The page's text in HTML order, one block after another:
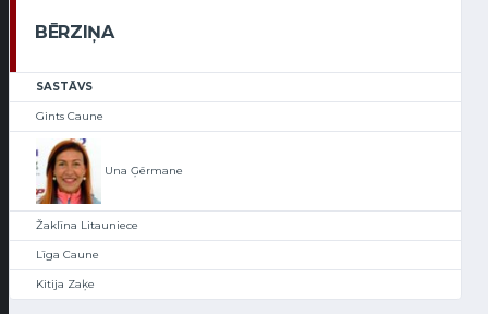
BĒRZIŅA
SASTĀVS
Gints Caune
Una Ģērmane
Žaklīna Litauniece
Līga Caune
Kitija Zaķe